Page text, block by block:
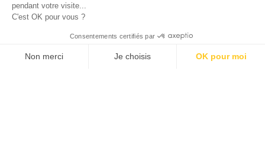
pendant votre visite...
C'est OK pour vous ?
Consentements certifiés par
Non merci Je choisis OK pour moi